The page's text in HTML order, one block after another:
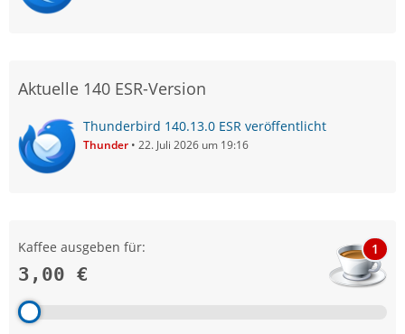
Aktuelle 140 ESR-Version
Thunderbird 140.13.0 ESR veröffentlicht
Thunder 22. Juli 2026 um 19:16
Kaffee ausgeben für:
3,00 €
1